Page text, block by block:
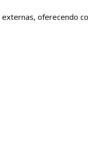
oferecendo